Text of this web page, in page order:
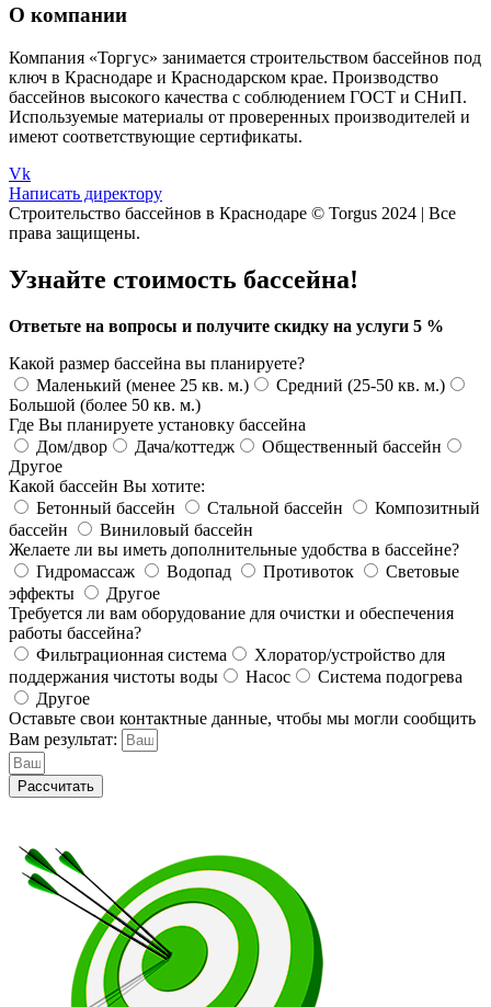
О компании
Компания «Торгус» занимается строительством бассейнов под
ключ в Краснодаре и Краснодарском крае. Производство
бассейнов высокого качества с соблюдением ГОСТ и СНиП.
Используемые материалы от проверенных производителей и
имеют соответствующие сертификаты.
Vk
Написать директору
Строительство бассейнов в Краснодаре © Torgus 2024 | Все
права защищены.
Узнайте стоимость бассейна!
Ответьте на вопросы и получите скидку на услуги 5 %
Какой размер бассейна вы планируете?
Маленький (менее 25 кв. м.)
Средний (25-50 кв. м.)
Большой (более 50 кв. м.)
Где Вы планируете установку бассейна
Дом/двор
Дача/коттедж
Общественный бассейн
Другое
Какой бассейн Вы хотите:
Бетонный бассейн
Стальной бассейн
Композитный
бассейн
Виниловый бассейн
Желаете ли вы иметь дополнительные удобства в бассейне?
Гидромассаж
Водопад Противоток
Световые
эффекты
Другое
Требуется ли вам оборудование для очистки и обеспечения
работы бассейна?
Фильтрационная система
Хлоратор/устройство для
поддержания чистоты воды
Насос
Система подогрева
Другое
Оставьте свои контактные данные, чтобы мы могли сообщить
Вам результат:
Рассчитать